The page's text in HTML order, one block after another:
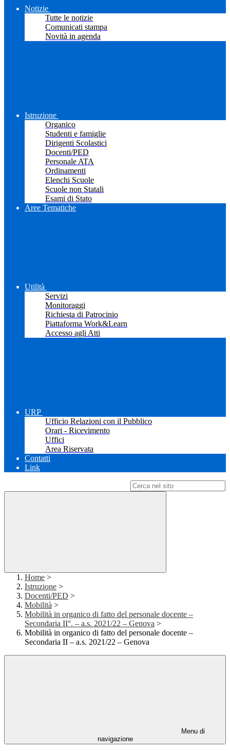
Notizie
Tutte le notizie
Comunicati stampa
Novità in agenda
Istruzione
Organico
Studenti e famiglie
Dirigenti Scolastici
Docenti/PED
Personale ATA
Ordinamenti
Elenchi Scuole
Scuole non Statali
Esami di Stato
Aree Tematiche
Utilità
Servizi
Monitoraggi
Richiesta di Patrocinio
Piattaforma Work&Learn
Accesso agli Atti
URP
Ufficio Relazioni con il Pubblico
Orari - Ricevimento
Uffici
Area Riservata
Contatti
Link
Home >
Istruzione >
Docenti/PED >
Mobilità >
Mobilità in organico di fatto del personale docente –
Secondaria II°. – a.s. 2021/22 – Genova >
Mobilità in organico di fatto del personale docente –
Secondaria II – a.s. 2021/22 – Genova
Menu di
navigazione